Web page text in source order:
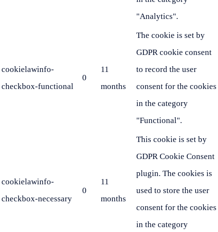
"Analytics".
cookielawinfo-
checkbox-functional
0
11
months
The cookie is set by
GDPR cookie consent
to record the user
consent for the cookies
in the category
"Functional".
cookielawinfo-
checkbox-necessary
0
11
months
This cookie is set by
GDPR Cookie Consent
plugin. The cookies is
used to store the user
consent for the cookies
in the category